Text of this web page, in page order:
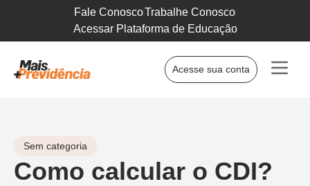
Fale ConoscoTrabalhe Conosco
Acessar Plataforma de Educação
Acesse sua conta
Sem categoria
Como calcular o CDI?